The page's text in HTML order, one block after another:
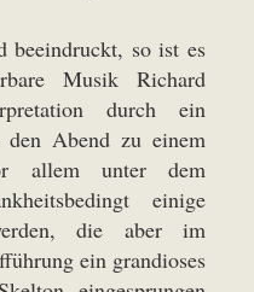
beeindruckt, so ist es
Musik Richard
durch ein
den Abend zu einem
allem unter dem
einige
die aber im
ein grandioses